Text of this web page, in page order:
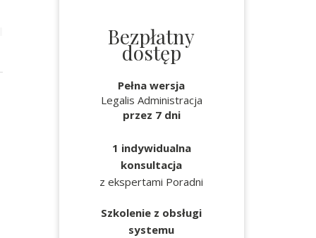
Bezpłatny
dostęp
Pełna wersja
Legalis Administracja
przez 7 dni
1 indywidualna
konsultacja
z ekspertami Poradni
Szkolenie z obsługi
systemu